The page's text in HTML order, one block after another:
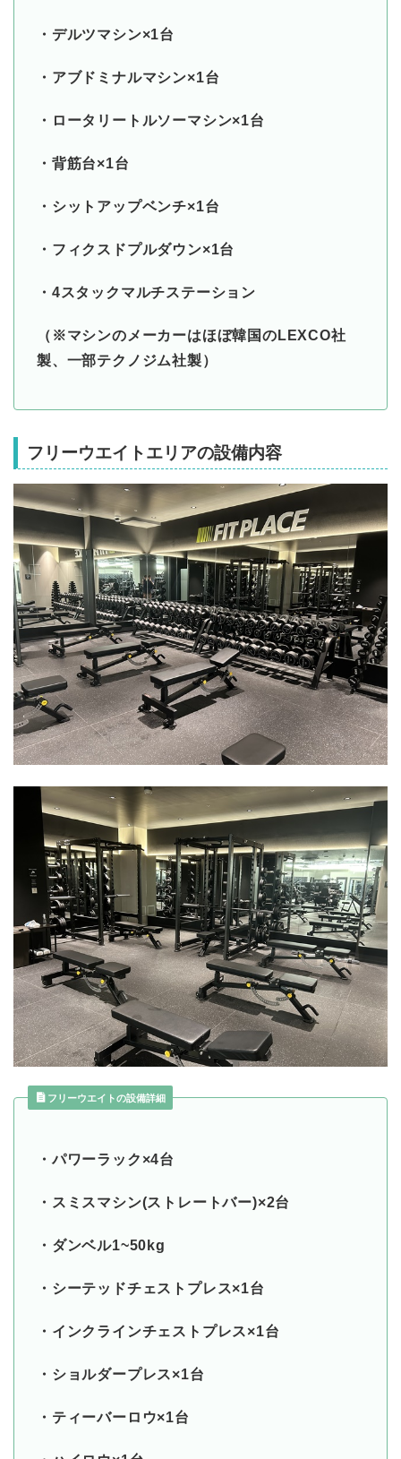
・デルツマシン×1台
・アブドミナルマシン×1台
・ロータリートルソーマシン×1台
・背筋台×1台
・シットアップベンチ×1台
・フィクスドプルダウン×1台
・4スタックマルチステーション
（※マシンのメーカーはほぼ韓国のLEXCO社
製、一部テクノジム社製）
フリーウエイトエリアの設備内容
フリーウエイトの設備詳細
・パワーラック×4台
・スミスマシン(ストレートバー)×2台
・ダンベル1~50kg
・シーテッドチェストプレス×1台
・インクラインチェストプレス×1台
・ショルダープレス×1台
・ティーバーロウ×1台